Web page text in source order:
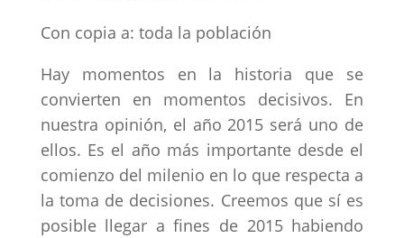
Con copia a: toda la población
Hay momentos en la historia que se
convierten en momentos decisivos. En
nuestra opinión, el año 2015 será uno de
ellos. Es el año más importante desde el
comienzo del milenio en lo que respecta a
la toma de decisiones. Creemos que sí es
posible llegar a fines de 2015 habiendo